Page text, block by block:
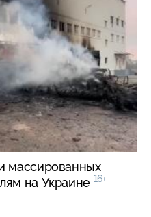
массированных
на Украине 16+